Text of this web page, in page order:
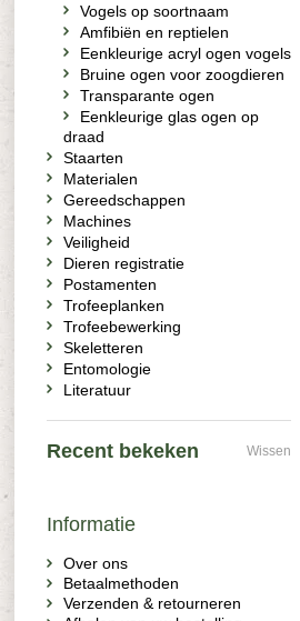
Vogels op soortnaam
Amfibiën en reptielen
Eenkleurige acryl ogen vogels
Bruine ogen voor zoogdieren
Transparante ogen
Eenkleurige glas ogen op
draad
Staarten
Materialen
Gereedschappen
Machines
Veiligheid
Dieren registratie
Postamenten
Trofeeplanken
Trofeebewerking
Skeletteren
Entomologie
Literatuur
Recent bekeken Wissen
Informatie
Over ons
Betaalmethoden
Verzenden & retourneren